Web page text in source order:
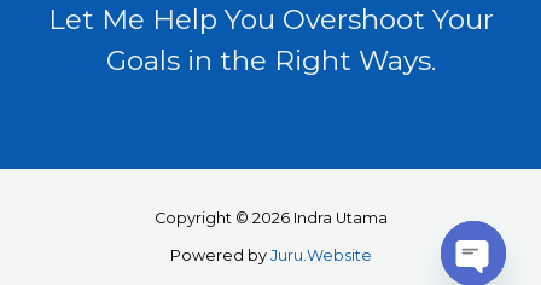
Let Me Help You Overshoot Your
Goals in the Right Ways.
Copyright © 2026 Indra Utama
Powered by Juru.Website